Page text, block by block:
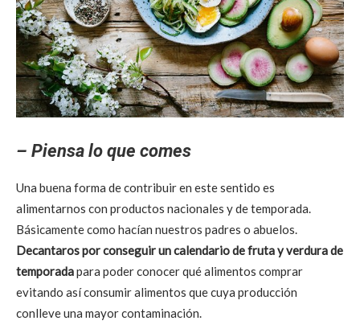
– Piensa lo que comes
Una buena forma de contribuir en este sentido es
alimentarnos con productos nacionales y de temporada.
Básicamente como hacían nuestros padres o abuelos.
Decantaros por conseguir un calendario de fruta y verdura de
temporadapara poder conocer qué alimentos comprar
evitando así consumir alimentos que cuya producción
conlleve una mayor contaminación.